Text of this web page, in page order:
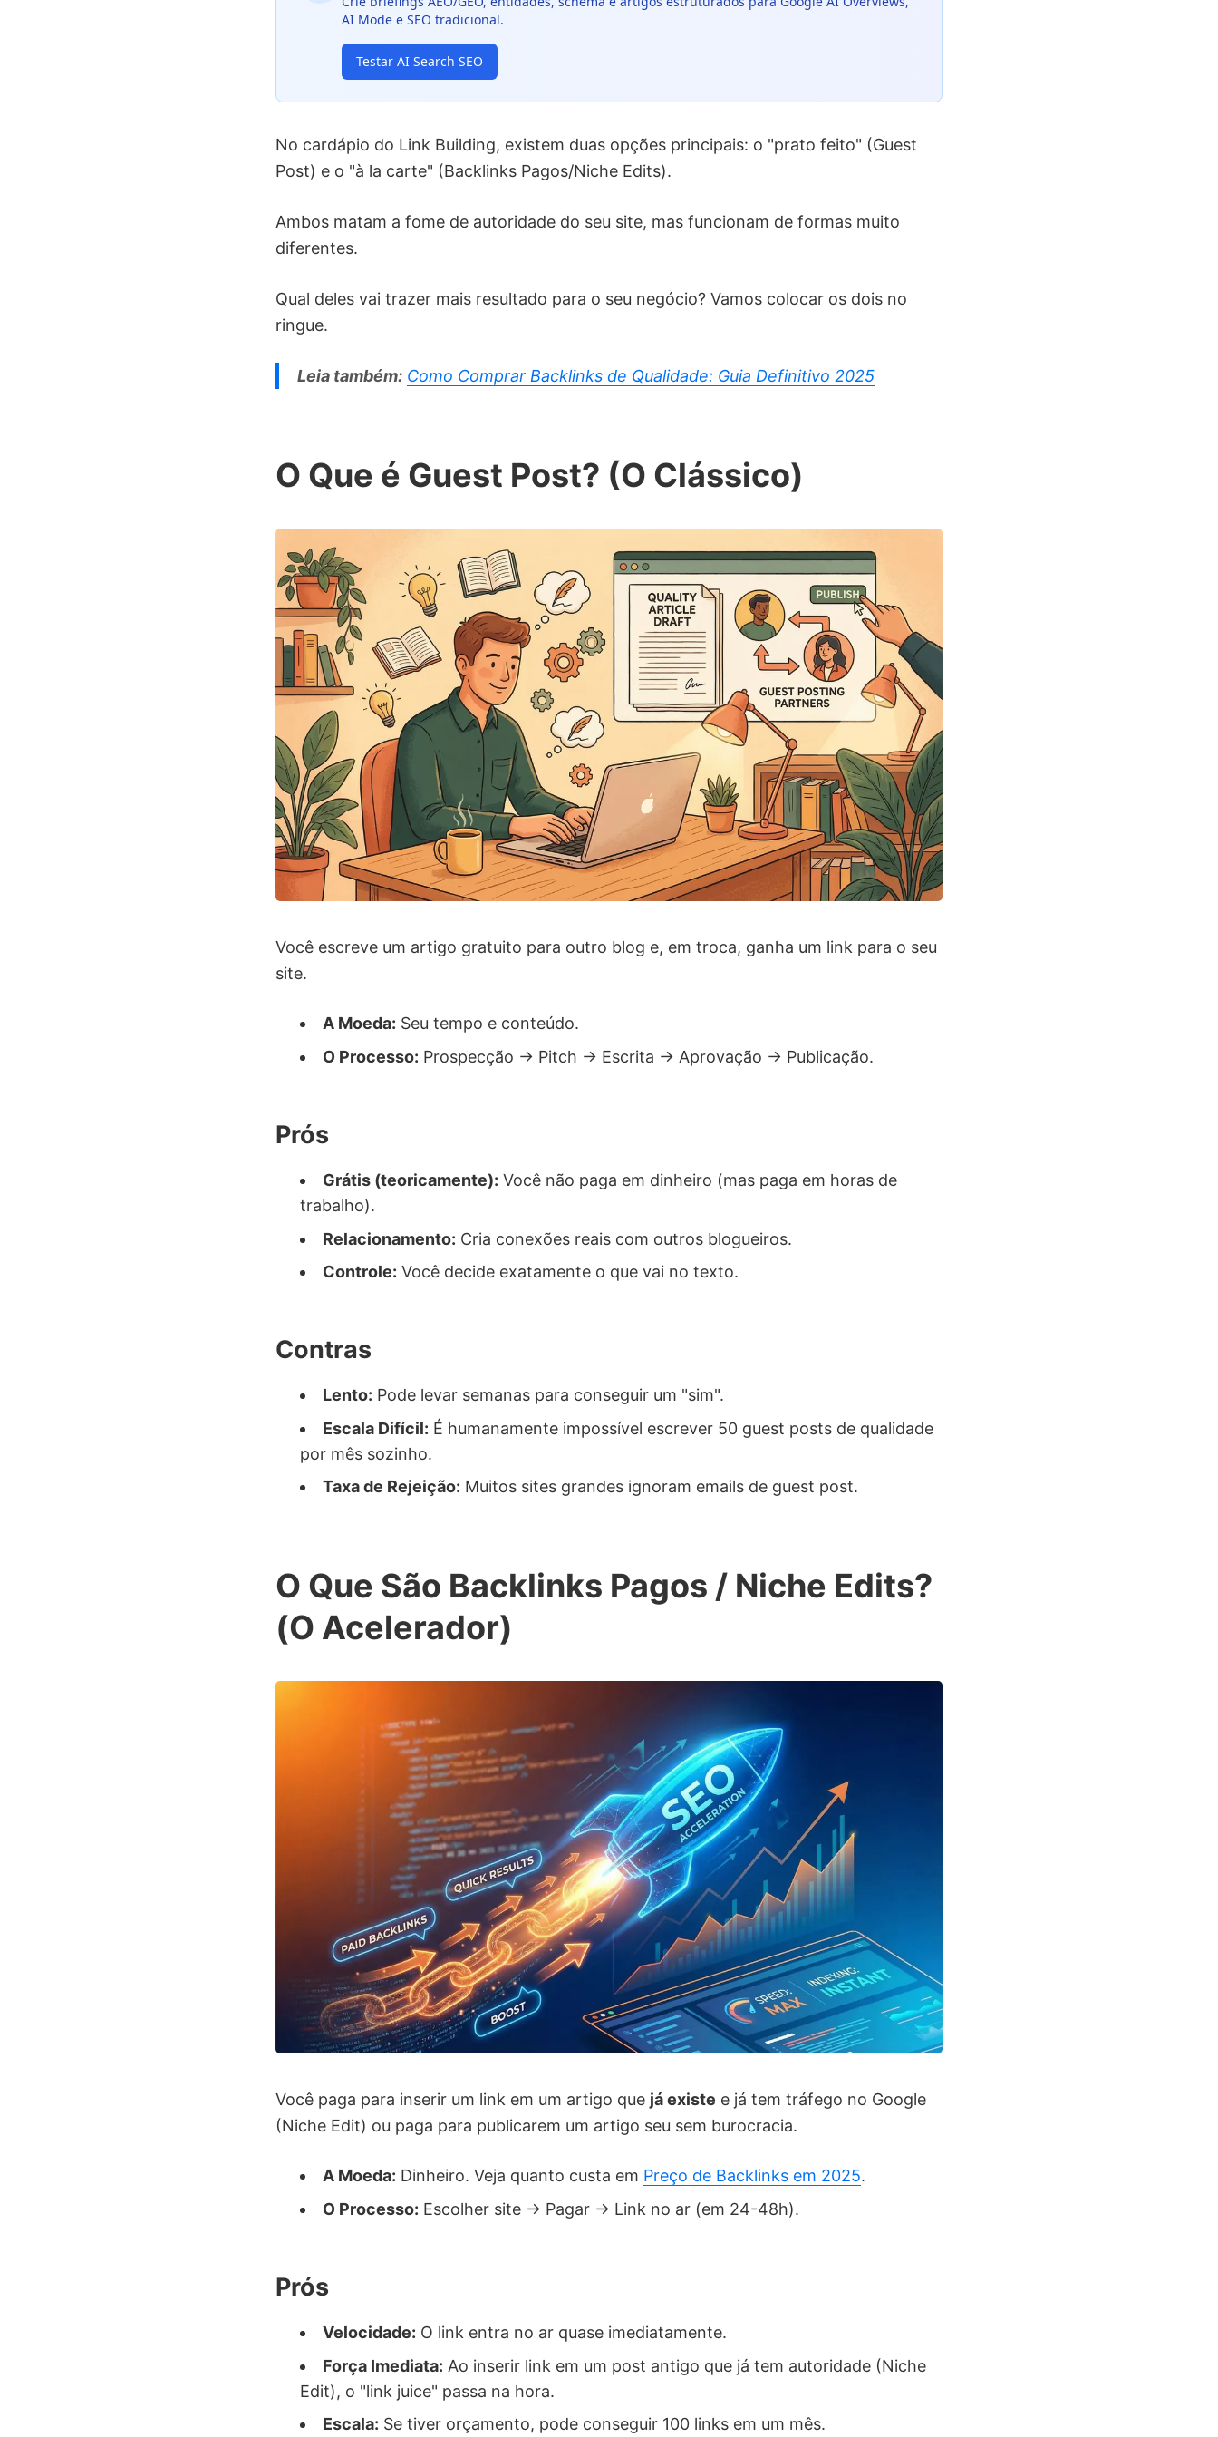
AI Mode e SEO tradicional.
Testar AI Search SEO
No cardápio do Link Building, existem duas opções principais: o "prato feito" (Guest
Post) e o "à la carte" (Backlinks Pagos/Niche Edits).
Ambos matam a fome de autoridade do seu site, mas funcionam de formas muito
diferentes.
Qual deles vai trazer mais resultado para o seu negócio? Vamos colocar os dois no
ringue.
Leia também: Como Comprar Backlinks de Qualidade: Guia Definitivo 2025
O Que é Guest Post? (O Clássico)
Você escreve um artigo gratuito para outro blog e, em troca, ganha um link para o seu
site.
A Moeda: Seu tempo e conteúdo.
O Processo: Prospecção -> Pitch -> Escrita -> Aprovação -> Publicação.
Prós
Grátis (teoricamente): Você não paga em dinheiro (mas paga em horas de
trabalho).
Relacionamento: Cria conexões reais com outros blogueiros.
Controle: Você decide exatamente o que vai no texto.
Contras
Lento: Pode levar semanas para conseguir um "sim".
Escala Difícil: É humanamente impossível escrever 50 guest posts de qualidade
por mês sozinho.
Taxa de Rejeição: Muitos sites grandes ignoram emails de guest post.
O Que São Backlinks Pagos / Niche Edits?
(O Acelerador)
Você paga para inserir um link em um artigo que já existe e já tem tráfego no Google
(Niche Edit) ou paga para publicarem um artigo seu sem burocracia.
A Moeda: Dinheiro. Veja quanto custa em Preço de Backlinks em 2025.
O Processo: Escolher site -> Pagar -> Link no ar (em 24-48h).
Prós
Velocidade: O link entra no ar quase imediatamente.
Força Imediata: Ao inserir link em um post antigo que já tem autoridade (Niche
Edit), o "link juice" passa na hora.
Escala: Se tiver orçamento, pode conseguir 100 links em um mês.